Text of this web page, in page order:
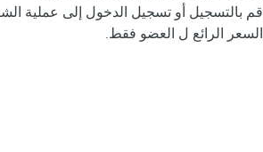
قم بالتسجيل أو تسجيل الدخول إلى عملية
السعر الرائع ل العضو فقط.